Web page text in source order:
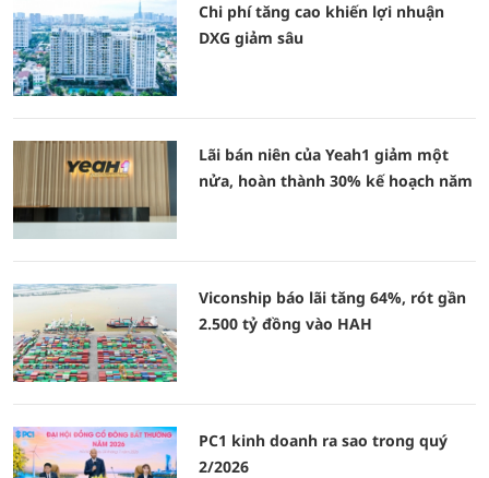
Chi phí tăng cao khiến lợi nhuận
DXG giảm sâu
Lãi bán niên của Yeah1 giảm một
nửa, hoàn thành 30% kế hoạch năm
Viconship báo lãi tăng 64%, rót gần
2.500 tỷ đồng vào HAH
PC1 kinh doanh ra sao trong quý
2/2026